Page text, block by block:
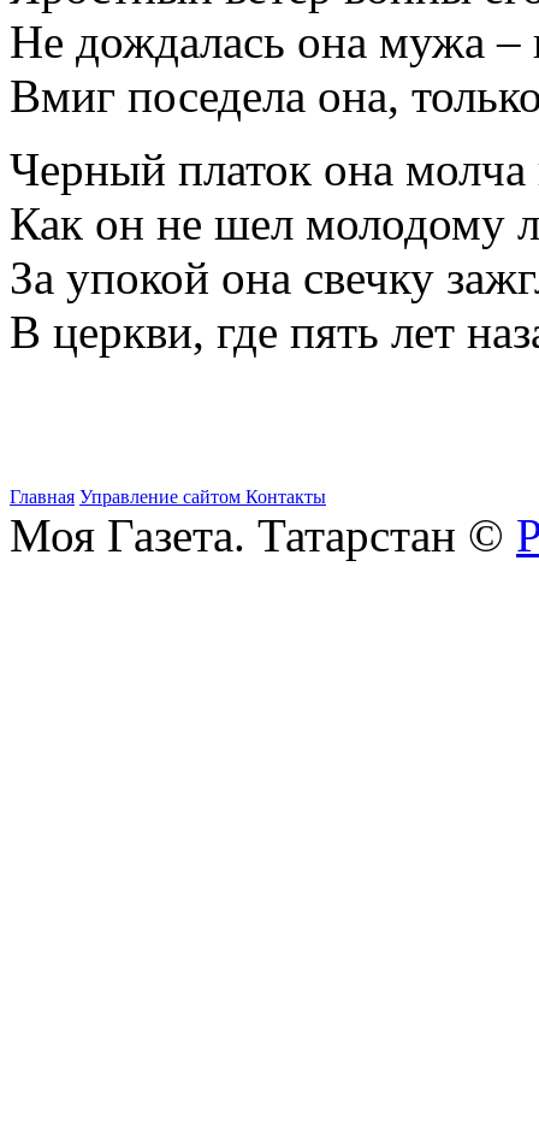
Не дождалась она мужа
Вмиг поседела она,
Черный платок она молча
Как он не шел молодому
За упокой она свечку
В церкви, где пять лет
Главная Управление сайтом Контакты
Моя Газета. Татарстан ©